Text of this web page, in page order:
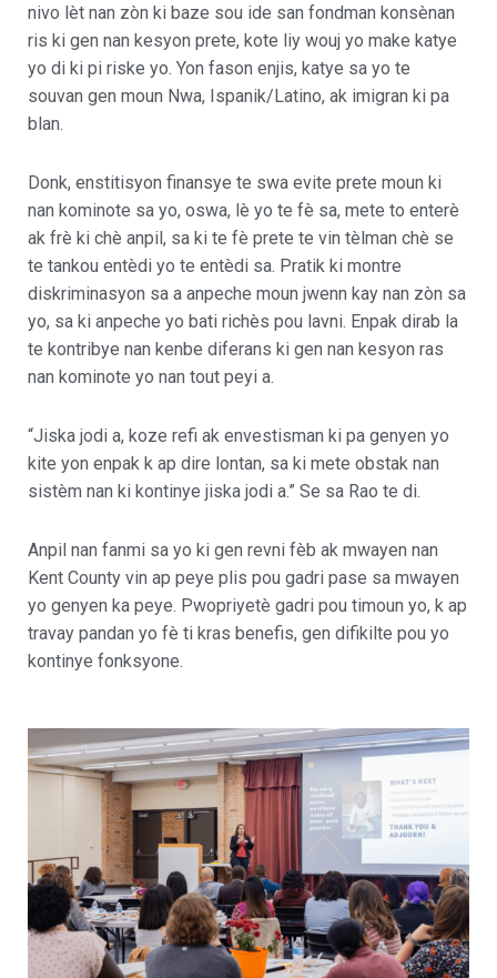
nivo lèt nan zòn ki baze sou ide san fondman konsènan
ris ki gen nan kesyon prete, kote liy wouj yo make katye
yo di ki pi riske yo. Yon fason enjis, katye sa yo te
souvan gen moun Nwa, Ispanik/Latino, ak imigran ki pa
blan.
Donk, enstitisyon finansye te swa evite prete moun ki
nan kominote sa yo, oswa, lè yo te fè sa, mete to enterè
ak frè ki chè anpil, sa ki te fè prete te vin tèlman chè se
te tankou entèdi yo te entèdi sa. Pratik ki montre
diskriminasyon sa a anpeche moun jwenn kay nan zòn sa
yo, sa ki anpeche yo bati richès pou lavni. Enpak dirab la
te kontribye nan kenbe diferans ki gen nan kesyon ras
nan kominote yo nan tout peyi a.
“Jiska jodi a, koze refi ak envestisman ki pa genyen yo
kite yon enpak k ap dire lontan, sa ki mete obstak nan
sistèm nan ki kontinye jiska jodi a.” Se sa Rao te di.
Anpil nan fanmi sa yo ki gen revni fèb ak mwayen nan
Kent County vin ap peye plis pou gadri pase sa mwayen
yo genyen ka peye. Pwopriyetè gadri pou timoun yo, k ap
travay pandan yo fè ti kras benefis, gen difikilte pou yo
kontinye fonksyone.